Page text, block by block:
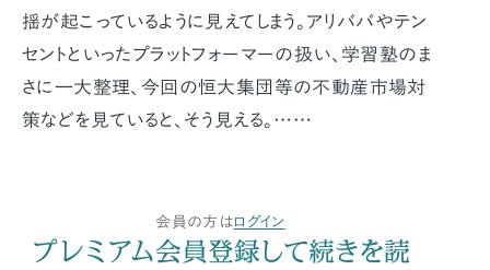
揺が起こっているように見えてしまう。アリババやテン
セントといったプラットフォーマーの扱い、学習塾のま
さに一大整理、今回の恒大集団等の不動産市場対
策などを見ていると、そう見える。……
会員の方はログイン
プレミアム会員登録して続きを読